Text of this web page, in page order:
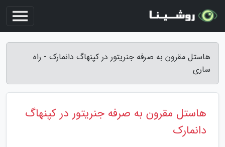
هاستل مقرون به صرفه جنریتور در کپنهاگ دانمارک - راه
ساری
هاستل مقرون به صرفه جنریتور در کپنهاگ
دانمارک